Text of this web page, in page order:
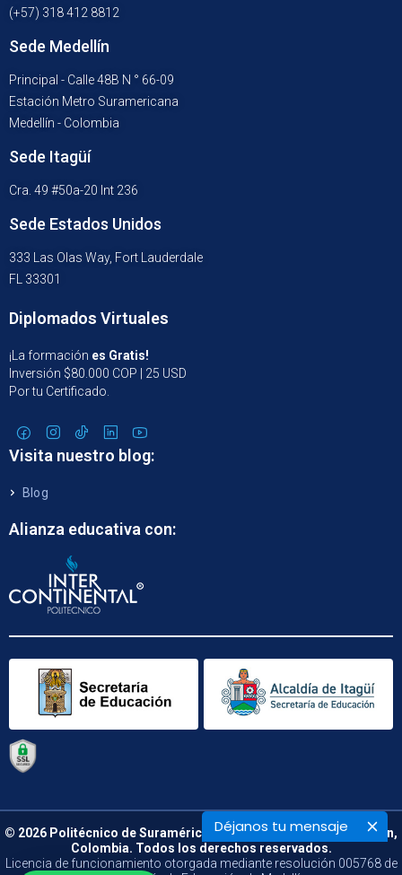
Déjanos tu mensaje
(+57) 318 412 8812
Sede Medellín
Principal - Calle 48B N ° 66-09
Estación Metro Suramericana
Medellín - Colombia
Sede Itagüí
Cra. 49 #50a-20 Int 236
Sede Estados Unidos
333 Las Olas Way, Fort Lauderdale
FL 33301
Diplomados Virtuales
¡La formación es Gratis!
Inversión $80.000 COP | 25 USD
Por tu Certificado.
Visita nuestro blog:
Blog
Alianza educativa con:
© 2026 Politécnico de Suramérica. Calle 48 B N° 66 – 09. Medellín,
Colombia. Todos los derechos reservados.
Licencia de funcionamiento otorgada mediante resolución 005768 de